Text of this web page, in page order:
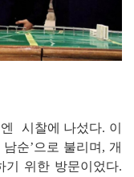
시찰에 나섰다. 이
순’으로 불리며, 개
기 위한 방문이었다.